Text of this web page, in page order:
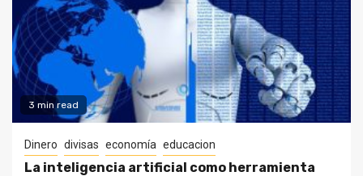
3 min read
Dinero divisas economía educacion
La inteligencia artificial como herramienta